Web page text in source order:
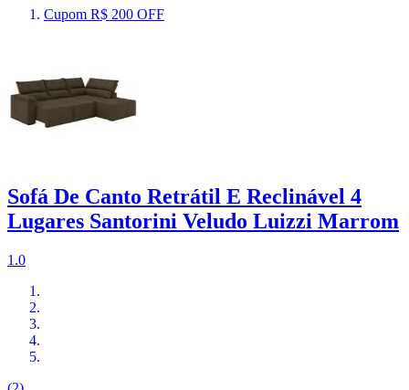
Cupom R$ 200 OFF
Sofá De Canto Retrátil E Reclinável 4
Lugares Santorini Veludo Luizzi Marrom
1.0